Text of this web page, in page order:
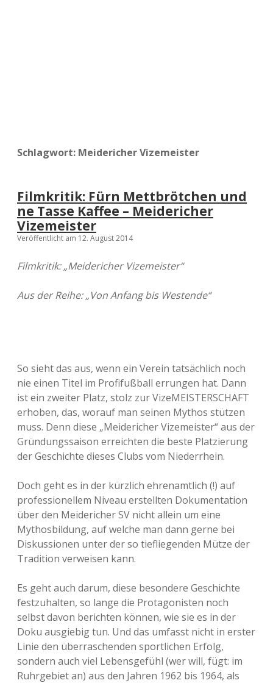
Schlagwort: Meidericher Vizemeister
Filmkritik: Fürn Mettbrötchen und
ne Tasse Kaffee – Meidericher
Vizemeister
Veröffentlicht am 12. August 2014
Filmkritik: „Meidericher Vizemeister“
Aus der Reihe: „Von Anfang bis Westende“
So sieht das aus, wenn ein Verein tatsächlich noch
nie einen Titel im Profifußball errungen hat. Dann
ist ein zweiter Platz, stolz zur VizeMEISTERSCHAFT
erhoben, das, worauf man seinen Mythos stützen
muss. Denn diese „Meidericher Vizemeister“ aus der
Gründungssaison erreichten die beste Platzierung
der Geschichte dieses Clubs vom Niederrhein.
Doch geht es in der kürzlich ehrenamtlich (!) auf
professionellem Niveau erstellten Dokumentation
über den Meidericher SV nicht allein um eine
Mythosbildung, auf welche man dann gerne bei
Diskussionen unter der so tiefliegenden Mütze der
Tradition verweisen kann.
Es geht auch darum, diese besondere Geschichte
festzuhalten, so lange die Protagonisten noch
selbst davon berichten können, wie sie es in der
Doku ausgiebig tun. Und das umfasst nicht in erster
Linie den überraschenden sportlichen Erfolg,
sondern auch viel Lebensgefühl (wer will, fügt: im
Ruhrgebiet an) aus den Jahren 1962 bis 1964, als